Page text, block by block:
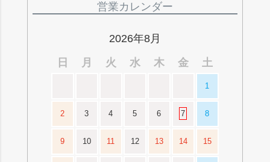
営業カレンダー
2026年8月
日
月 火 水 木 金 土
1
2 3 4 5 6 7 8
9 10 11 12 13 14 15